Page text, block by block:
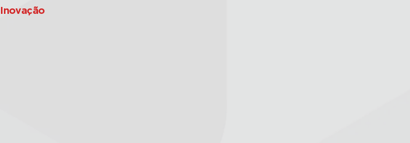
Inovação